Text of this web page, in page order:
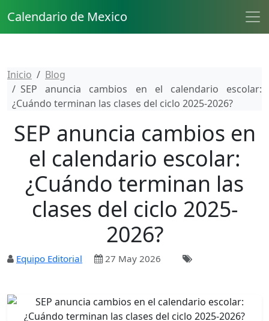
Calendario de Mexico
Inicio
Blog
SEP anuncia cambios en el calendario escolar:
¿Cuándo terminan las clases del ciclo 2025-2026?
SEP anuncia cambios en
el calendario escolar:
¿Cuándo terminan las
clases del ciclo 2025-
2026?
Equipo Editorial 27 May 2026